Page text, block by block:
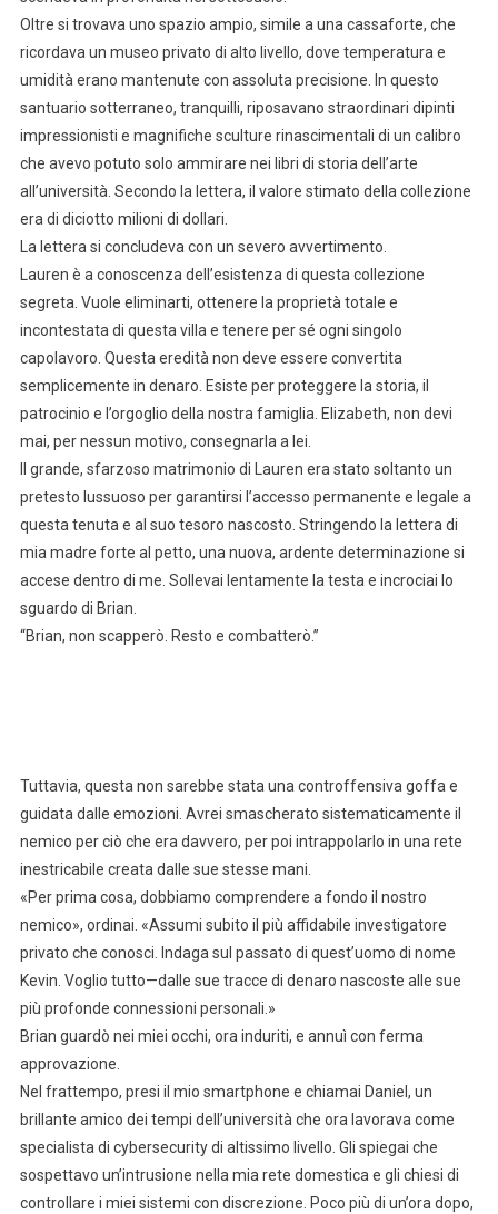
Oltre si trovava uno spazio ampio, simile a una cassaforte, che
ricordava un museo privato di alto livello, dove temperatura e
umidità erano mantenute con assoluta precisione. In questo
santuario sotterraneo, tranquilli, riposavano straordinari dipinti
impressionisti e magnifiche sculture rinascimentali di un calibro
che avevo potuto solo ammirare nei libri di storia dell’arte
all’università. Secondo la lettera, il valore stimato della collezione
era di diciotto milioni di dollari.
La lettera si concludeva con un severo avvertimento.
Lauren è a conoscenza dell’esistenza di questa collezione
segreta. Vuole eliminarti, ottenere la proprietà totale e
incontestata di questa villa e tenere per sé ogni singolo
capolavoro. Questa eredità non deve essere convertita
semplicemente in denaro. Esiste per proteggere la storia, il
patrocinio e l’orgoglio della nostra famiglia. Elizabeth, non devi
mai, per nessun motivo, consegnarla a lei.
Il grande, sfarzoso matrimonio di Lauren era stato soltanto un
pretesto lussuoso per garantirsi l’accesso permanente e legale a
questa tenuta e al suo tesoro nascosto. Stringendo la lettera di
mia madre forte al petto, una nuova, ardente determinazione si
accese dentro di me. Sollevai lentamente la testa e incrociai lo
sguardo di Brian.
“Brian, non scapperò. Resto e combatterò.”
Tuttavia, questa non sarebbe stata una controffensiva goffa e
guidata dalle emozioni. Avrei smascherato sistematicamente il
nemico per ciò che era davvero, per poi intrappolarlo in una rete
inestricabile creata dalle sue stesse mani.
«Per prima cosa, dobbiamo comprendere a fondo il nostro
nemico», ordinai. «Assumi subito il più affidabile investigatore
privato che conosci. Indaga sul passato di quest’uomo di nome
Kevin. Voglio tutto—dalle sue tracce di denaro nascoste alle sue
più profonde connessioni personali.»
Brian guardò nei miei occhi, ora induriti, e annuì con ferma
approvazione.
Nel frattempo, presi il mio smartphone e chiamai Daniel, un
brillante amico dei tempi dell’università che ora lavorava come
specialista di cybersecurity di altissimo livello. Gli spiegai che
sospettavo un’intrusione nella mia rete domestica e gli chiesi di
controllare i miei sistemi con discrezione. Poco più di un’ora dopo,